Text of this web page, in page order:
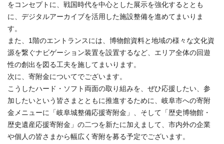
をコンセプトに、戦国時代を中心とした展示を強化するととも
に、デジタルアーカイブを活用した施設整備を進めてまいりま
す。
また、1階のエントランスには、博物館資料と地域の様々な文化資
源を繋ぐナビゲーション装置を設置するなど、エリア全体の回遊
性の創出を図る工夫を施してまいります。
次に、寄附金についてでございます。
こうしたハード・ソフト両面の取り組みを、ぜひ応援したい、参
加したいという皆さまとともに推進するために、岐阜市への寄附
金メニューに「岐阜城整備応援寄附金」、そして「歴史博物館・
歴史遺産応援寄附金」の二つを新たに加えまして、市内外の企業
や個人の皆さまから幅広く寄附を募る予定でございます。